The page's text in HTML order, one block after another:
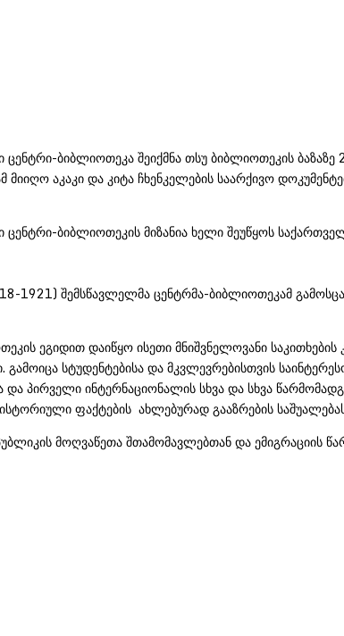
ბიბლიოთეკა შეიქმნა თსუ ბიბლიოთეკის
აკაკი და კიტა ჩხენკელების საარქივო
ბიბლიოთეკის მიზანია ხელი შეუწყოს
შემსწავლელმა ცენტრმა-ბიბლიოთეკამ
ეგიდით დაიწყო ისეთი მნიშვნელოვანი
სტუდენტებისა და მკვლევრებისთვის
და პირველი ინტერნაციონალის სხვა და სხვა
ფაქტების ახლებურად გააზრების
მოღვაწეთა შთამომავლებთან და ემიგრაციის